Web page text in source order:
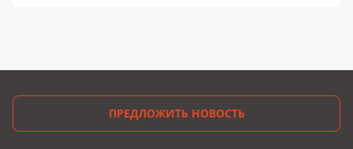
ПРЕДЛОЖИТЬ НОВОСТЬ